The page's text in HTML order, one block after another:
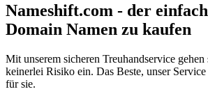
Nameshift.com - der
Domain Namen zu kaufen
Mit unserem sicheren Treuhandservice
keinerlei Risiko ein. Das Beste, unser
für sie.